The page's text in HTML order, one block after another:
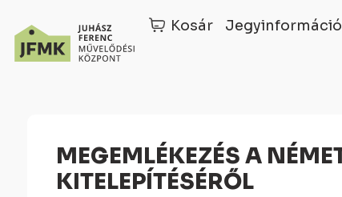
Kosár Jegyinformáció
MEGEMLÉKEZÉS A NÉMET AJKÚ LAKOSSÁG
KITELEPÍTÉSÉRŐL